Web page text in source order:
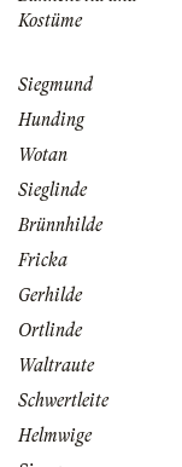
Kostüme
Siegmund
Hunding
Wotan
Sieglinde
Brünnhilde
Fricka
Gerhilde
Ortlinde
Waltraute
Schwertleite
Helmwige